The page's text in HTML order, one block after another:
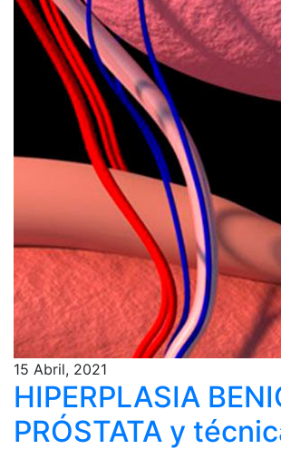
15 Abril, 2021
HIPERPLASIA
PRÓSTATA y